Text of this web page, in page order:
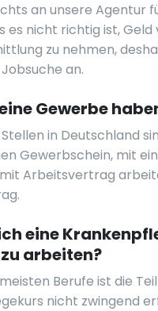
an unsere Agentur
es nicht richtig ist,
zu nehmen,
an.
Gewerbe
in Deutschland
Gewerbschein, mit
Arbeitsvertrag
eine
arbeiten?
Berufe ist die
nicht zwingend